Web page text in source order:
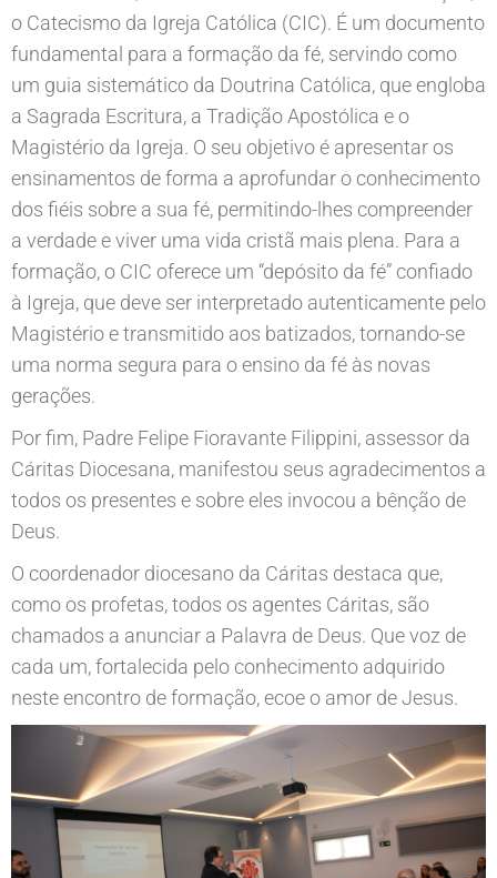
o Catecismo da Igreja Católica (CIC). É um documento
fundamental para a formação da fé, servindo como
um guia sistemático da Doutrina Católica, que engloba
a Sagrada Escritura, a Tradição Apostólica e o
Magistério da Igreja. O seu objetivo é apresentar os
ensinamentos de forma a aprofundar o conhecimento
dos fiéis sobre a sua fé, permitindo-lhes compreender
a verdade e viver uma vida cristã mais plena. Para a
formação, o CIC oferece um “depósito da fé” confiado
à Igreja, que deve ser interpretado autenticamente pelo
Magistério e transmitido aos batizados, tornando-se
uma norma segura para o ensino da fé às novas
gerações.
Por fim, Padre Felipe Fioravante Filippini, assessor da
Cáritas Diocesana, manifestou seus agradecimentos a
todos os presentes e sobre eles invocou a bênção de
Deus.
O coordenador diocesano da Cáritas destaca que,
como os profetas, todos os agentes Cáritas, são
chamados a anunciar a Palavra de Deus. Que voz de
cada um, fortalecida pelo conhecimento adquirido
neste encontro de formação, ecoe o amor de Jesus.